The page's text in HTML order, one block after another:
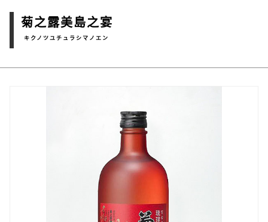
菊之露美島之宴
キクノツユチュラシマノエン